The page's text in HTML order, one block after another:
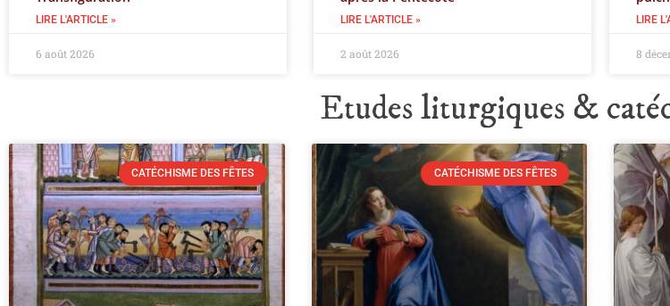
LIRE L'ARTICLE »
6 août 2026
LIRE L'ARTICLE »
2 août 2026
LIRE
8
Etudes liturgiques &
CATÉCHISME DES FÊTES CATÉCHISME DES FÊTES